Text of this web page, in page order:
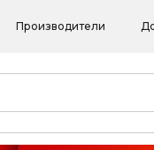
Производители